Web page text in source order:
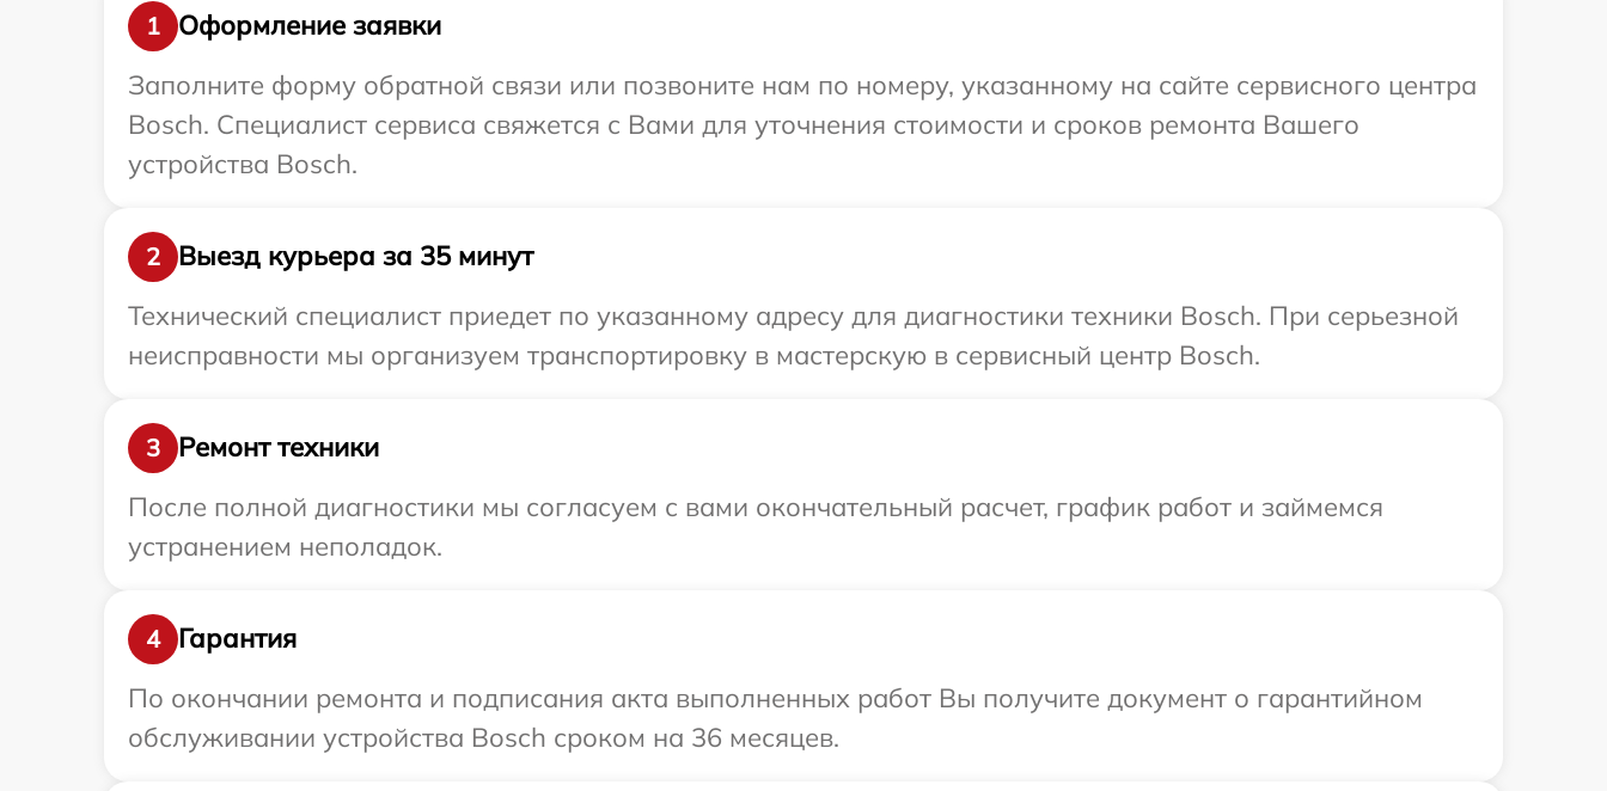
1
Оформление заявки
Заполните форму обратной связи или позвоните нам по номеру, указанному на сайте сервисного центра
Bosch. Специалист сервиса свяжется с Вами для уточнения стоимости и сроков ремонта Вашего
устройства Bosch.
2
Выезд курьера за 35 минут
Технический специалист приедет по указанному адресу для диагностики техники Bosch. При серьезной
неисправности мы организуем транспортировку в мастерскую в сервисный центр Bosch.
3
Ремонт техники
После полной диагностики мы согласуем с вами окончательный расчет, график работ и займемся
устранением неполадок.
4
Гарантия
По окончании ремонта и подписания акта выполненных работ Вы получите документ о гарантийном
обслуживании устройства Bosch сроком на 36 месяцев.